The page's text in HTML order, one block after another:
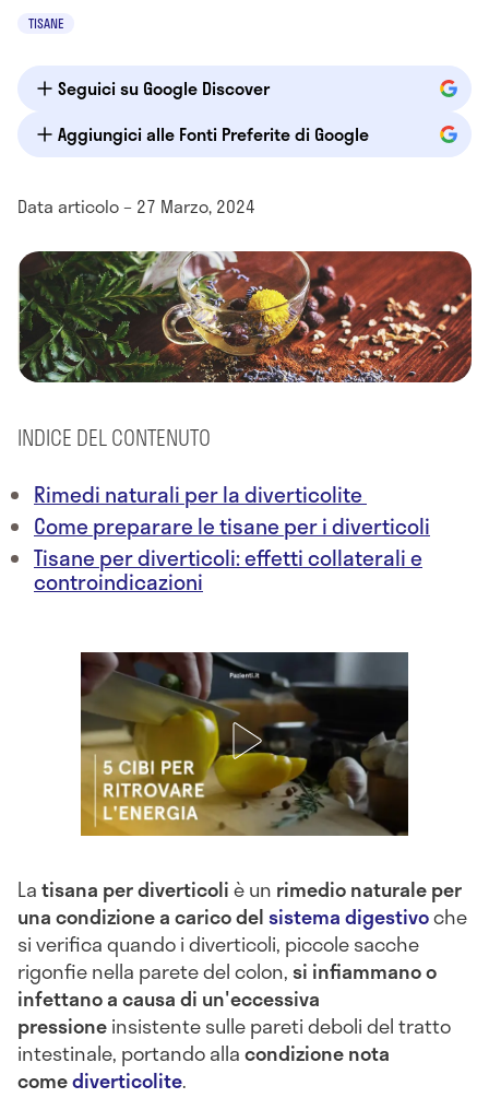
TISANE
Seguici su Google Discover
Aggiungici alle Fonti Preferite di Google
Data articolo – 27 Marzo, 2024
INDICE DEL CONTENUTO
Rimedi naturali per la diverticolite
Come preparare le tisane per i diverticoli
Tisane per diverticoli: effetti collaterali e
controindicazioni
Latisana per diverticoliè un rimedio naturale per
una condizione a carico delsistema digestivoche
si verifica quando i diverticoli, piccole sacche
rigonfie nella parete del colon,si infiammano o
infettano a causa di un'eccessiva
pressioneinsistente sulle pareti deboli del tratto
intestinale, portando allacondizione nota
comediverticolite.